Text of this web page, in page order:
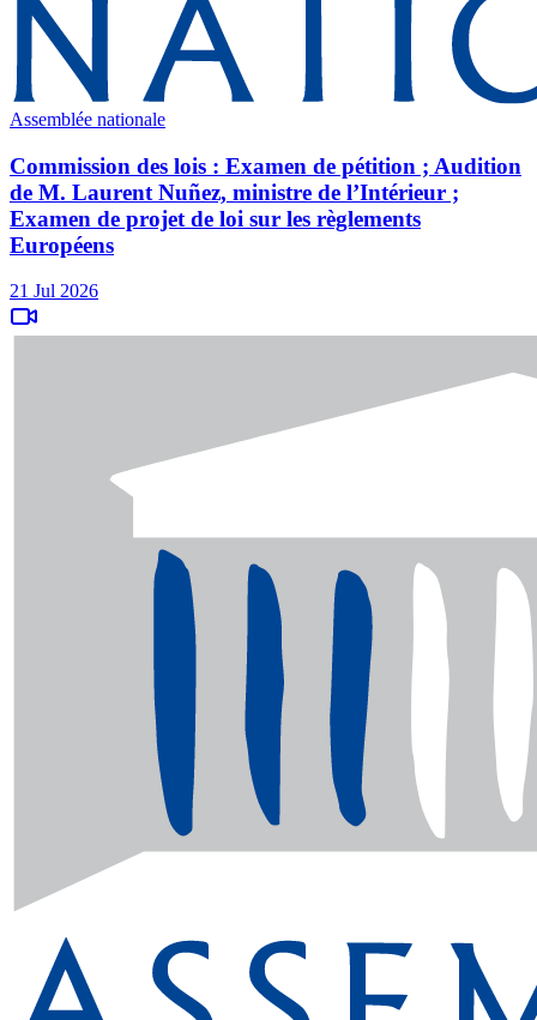
Assemblée nationale
Commission des lois : Examen de pétition ; Audition
de M. Laurent Nuñez, ministre de l’Intérieur ;
Examen de projet de loi sur les règlements
Européens
21 Jul 2026